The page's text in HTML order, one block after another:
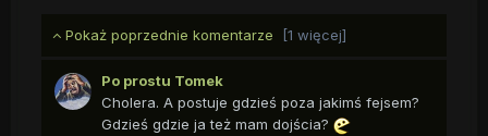
Pokaż poprzednie komentarze [1 więcej]
Po prostu Tomek
Cholera. A postuje gdzieś poza jakimś fejsem?
Gdzieś gdzie ja też mam dojścia?